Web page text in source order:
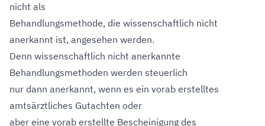
nicht als
Behandlungsmethode, die wissenschaftlich nicht
anerkannt ist, angesehen werden.
Denn wissenschaftlich nicht anerkannte
Behandlungsmethoden werden steuerlich
nur dann anerkannt, wenn es ein vorab erstelltes
amtsärztliches Gutachten oder
aber eine vorab erstellte Bescheinigung des